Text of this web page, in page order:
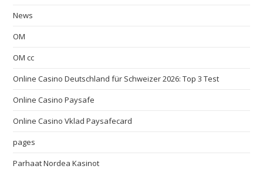
News
OM
OM cc
Online Casino Deutschland für Schweizer 2026: Top 3 Test
Online Casino Paysafe
Online Casino Vklad Paysafecard
pages
Parhaat Nordea Kasinot